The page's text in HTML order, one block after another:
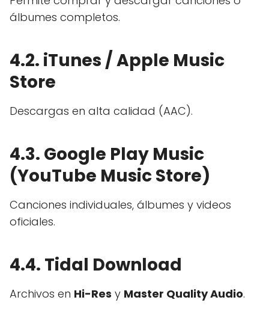
álbumes completos.
4.2. iTunes / Apple Music
Store
Descargas en alta calidad (AAC).
4.3. Google Play Music
(YouTube Music Store)
Canciones individuales, álbumes y videos
oficiales.
4.4. Tidal Download
Archivos en Hi-Res y Master Quality Audio.